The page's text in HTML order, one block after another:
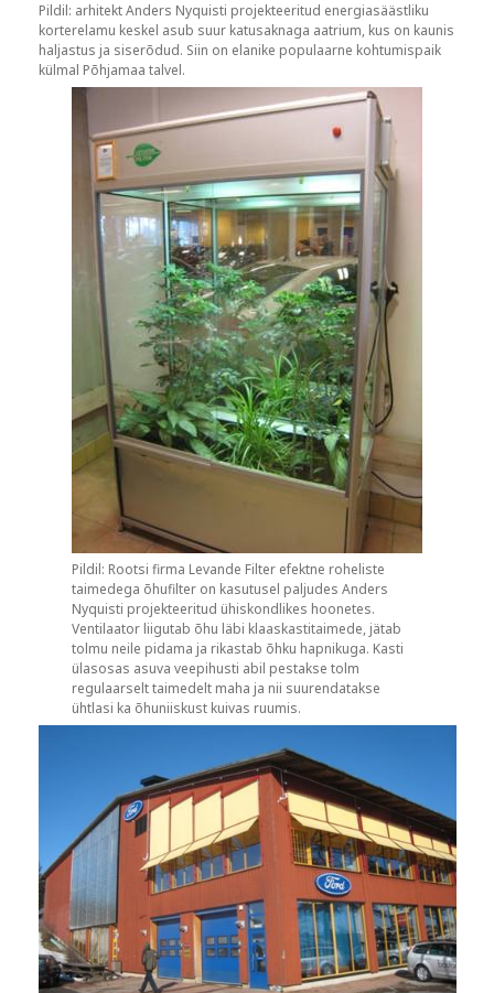
Pildil: arhitekt Anders Nyquisti projekteeritud energiasäästliku
korterelamu keskel asub suur katusaknaga aatrium, kus on kaunis
haljastus ja siserõdud. Siin on elanike populaarne kohtumispaik
külmal Põhjamaa talvel.
Pildil: Rootsi firma Levande Filter efektne roheliste
taimedega õhufilter on kasutusel paljudes Anders
Nyquisti projekteeritud ühiskondlikes hoonetes.
Ventilaator liigutab õhu läbi klaaskastitaimede, jätab
tolmu neile pidama ja rikastab õhku hapnikuga. Kasti
ülasosas asuva veepihusti abil pestakse tolm
regulaarselt taimedelt maha ja nii suurendatakse
ühtlasi ka õhuniiskust kuivas ruumis.